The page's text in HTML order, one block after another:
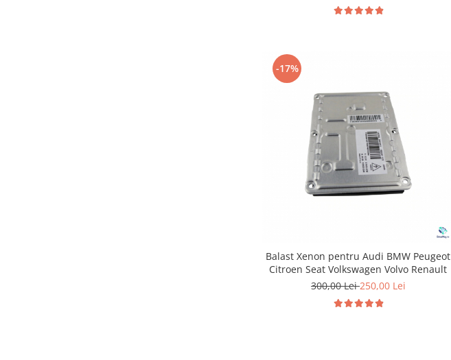
-17%
Balast Xenon pentru Audi BMW Peugeot
Citroen Seat Volkswagen Volvo Renault
300,00 Lei250,00 Lei